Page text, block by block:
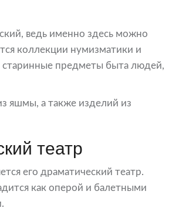
ведь именно здесь можно
коллекции нумизматики и
старинные предметы быта людей,
яшмы, а также изделий из
театр
его драматический театр.
как оперой и балетными